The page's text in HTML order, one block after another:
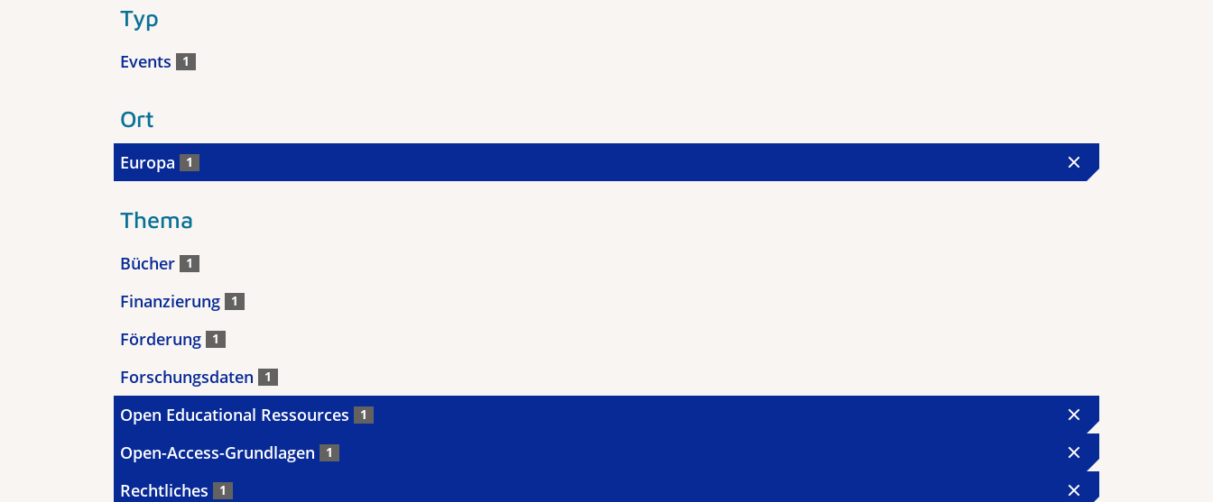
Typ
Events 1
Ort
Europa 1
Thema
Bücher 1
Finanzierung 1
Förderung 1
Forschungsdaten 1
Open Educational Ressources 1
Open-Access-Grundlagen 1
Rechtliches 1